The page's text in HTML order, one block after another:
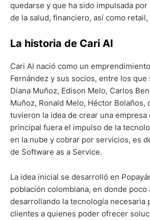
quedarse y que ha sido impulsada
de la salud, financiero, así como
La historia de Cari AI
Cari AI nació como un
Fernández y sus socios, entre los que
Diana Muñoz, Edison Melo, Carlos
Muñoz, Ronald Melo, Héctor Bolaños,
tuvieron la idea de crear una
principal fuera el impulso de la
en la nube y cobrar por servicios, es
de Software as a Service.
La idea inicial se desarrolló en
población colombiana, en donde poco
desarrollando la tecnología necesaria
clientes a quienes poder ofrecer